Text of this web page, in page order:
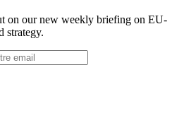
on our new weekly briefing on EU-
strategy.